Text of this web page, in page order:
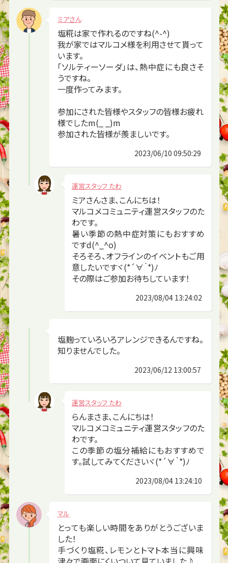
ミアさん
塩糀は家で作れるのですね(^-^)
我が家ではマルコメ様を利用させて貰って
います。
「ソルティーソーダ」は、熱中症にも良さそ
うですね。
一度作ってみます。
参加にされた皆様やスタッフの皆様お疲れ
様でしたm(_ _)m
参加された皆様が羨ましいです。
2023/06/10 09:50:29
運営スタッフ たわ
ミアさんさま、こんにちは！
マルコメコミュニティ運営スタッフのた
わです。
暑い季節の熱中症対策にもおすすめ
ですd(^_^o)
そろそろ、オフラインのイベントもご用
意したいですヾ(*´∀｀*)ﾉ
その際はご参加お待ちしています！
2023/08/04 13:24:02
塩麹っていろいろアレンジできるんですね。
知りませんでした。
2023/06/12 13:00:57
運営スタッフ たわ
らんまさま、こんにちは！
マルコメコミュニティ運営スタッフのた
わです。
この季節の塩分補給にもおすすめで
す。試してみてくださいヾ(*´∀｀*)ﾉ
2023/08/04 13:24:10
マル
とっても楽しい時間をありがとうございま
した！
手づくり塩糀、レモンとトマト本当に興味